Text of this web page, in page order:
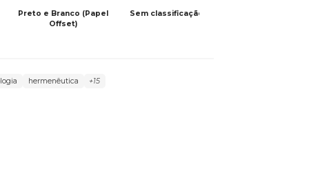
Preto e Branco (Papel
Offset)
Sem classificação
hermenêutica +15